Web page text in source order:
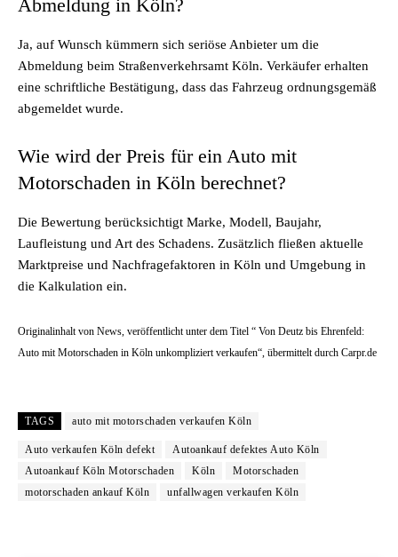
Abmeldung in Köln?
Ja, auf Wunsch kümmern sich seriöse Anbieter um die
Abmeldung beim Straßenverkehrsamt Köln. Verkäufer erhalten
eine schriftliche Bestätigung, dass das Fahrzeug ordnungsgemäß
abgemeldet wurde.
Wie wird der Preis für ein Auto mit
Motorschaden in Köln berechnet?
Die Bewertung berücksichtigt Marke, Modell, Baujahr,
Laufleistung und Art des Schadens. Zusätzlich fließen aktuelle
Marktpreise und Nachfragefaktoren in Köln und Umgebung in
die Kalkulation ein.
Originalinhalt von News, veröffentlicht unter dem Titel “ Von Deutz bis Ehrenfeld:
Auto mit Motorschaden in Köln unkompliziert verkaufen“, übermittelt durch Carpr.de
TAGS auto mit motorschaden verkaufen Köln
Auto verkaufen Köln defekt
Autoankauf defektes Auto Köln
Autoankauf Köln Motorschaden
Köln
Motorschaden
motorschaden ankauf Köln
unfallwagen verkaufen Köln